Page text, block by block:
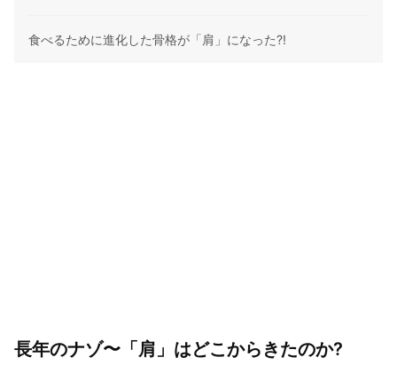
食べるために進化した骨格が「肩」になった?!
長年のナゾ〜「肩」はどこからきたのか?